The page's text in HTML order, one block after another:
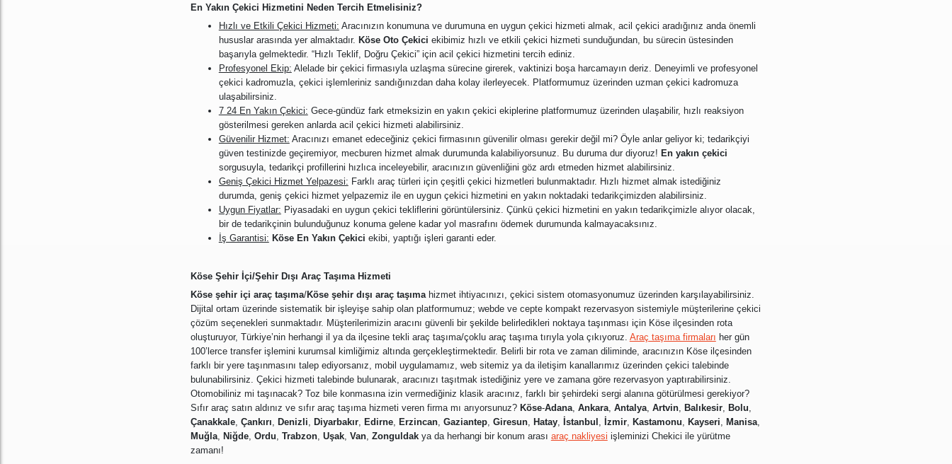
En Yakın Çekici Hizmetini Neden Tercih Etmelisiniz?
Hızlı ve Etkili Çekici Hizmeti: Aracınızın konumuna ve durumuna en uygun çekici hizmeti almak, acil çekici aradığınız anda önemli
hususlar arasında yer almaktadır. Köse Oto Çekici ekibimiz hızlı ve etkili çekici hizmeti sunduğundan, bu sürecin üstesinden
başarıyla gelmektedir. “Hızlı Teklif, Doğru Çekici” için acil çekici hizmetini tercih ediniz.
Profesyonel Ekip: Alelade bir çekici firmasıyla uzlaşma sürecine girerek, vaktinizi boşa harcamayın deriz. Deneyimli ve profesyonel
çekici kadromuzla, çekici işlemleriniz sandığınızdan daha kolay ilerleyecek. Platformumuz üzerinden uzman çekici kadromuza
ulaşabilirsiniz.
7 24 En Yakın Çekici: Gece-gündüz fark etmeksizin en yakın çekici ekiplerine platformumuz üzerinden ulaşabilir, hızlı reaksiyon
gösterilmesi gereken anlarda acil çekici hizmeti alabilirsiniz.
Güvenilir Hizmet: Aracınızı emanet edeceğiniz çekici firmasının güvenilir olması gerekir değil mi? Öyle anlar geliyor ki; tedarikçiyi
güven testinizde geçiremiyor, mecburen hizmet almak durumunda kalabiliyorsunuz. Bu duruma dur diyoruz! En yakın çekici
sorgusuyla, tedarikçi profillerini hızlıca inceleyebilir, aracınızın güvenliğini göz ardı etmeden hizmet alabilirsiniz.
Geniş Çekici Hizmet Yelpazesi: Farklı araç türleri için çeşitli çekici hizmetleri bulunmaktadır. Hızlı hizmet almak istediğiniz
durumda, geniş çekici hizmet yelpazemiz ile en uygun çekici hizmetini en yakın noktadaki tedarikçimizden alabilirsiniz.
Uygun Fiyatlar: Piyasadaki en uygun çekici tekliflerini görüntülersiniz. Çünkü çekici hizmetini en yakın tedarikçimizle alıyor olacak,
bir de tedarikçinin bulunduğunuz konuma gelene kadar yol masrafını ödemek durumunda kalmayacaksınız.
İş Garantisi: Köse En Yakın Çekici ekibi, yaptığı işleri garanti eder.
Köse Şehir İçi/Şehir Dışı Araç Taşıma Hizmeti
Köse şehir içi araç taşıma/Köse şehir dışı araç taşımahizmet ihtiyacınızı, çekici sistem otomasyonumuz üzerinden karşılayabilirsiniz.
Dijital ortam üzerinde sistematik bir işleyişe sahip olan platformumuz; webde ve cepte kompakt rezervasyon sistemiyle müşterilerine çekici
çözüm seçenekleri sunmaktadır. Müşterilerimizin aracını güvenli bir şekilde belirledikleri noktaya taşınması için Köse ilçesinden rota
oluşturuyor, Türkiye’nin herhangi il ya da ilçesine tekli araç taşıma/çoklu araç taşıma tırıyla yola çıkıyoruz. Araç taşıma firmaları her gün
100’lerce transfer işlemini kurumsal kimliğimiz altında gerçekleştirmektedir. Belirli bir rota ve zaman diliminde, aracınızın Köse ilçesinden
farklı bir yere taşınmasını talep ediyorsanız, mobil uygulamamız, web sitemiz ya da iletişim kanallarımız üzerinden çekici talebinde
bulunabilirsiniz. Çekici hizmeti talebinde bulunarak, aracınızı taşıtmak istediğiniz yere ve zamana göre rezervasyon yaptırabilirsiniz.
Otomobiliniz mi taşınacak? Toz bile konmasına izin vermediğiniz klasik aracınız, farklı bir şehirdeki sergi alanına götürülmesi gerekiyor?
Sıfır araç satın aldınız ve sıfır araç taşıma hizmeti veren firma mı arıyorsunuz? Köse-Adana, Ankara, Antalya, Artvin, Balıkesir, Bolu,
Çanakkale, Çankırı, Denizli, Diyarbakır, Edirne, Erzincan, Gaziantep, Giresun, Hatay, İstanbul , İzmir, Kastamonu, Kayseri, Manisa,
Muğla, Niğde, Ordu, Trabzon, Uşak, Van, Zonguldakya da herhangi bir konum arası araç nakliyesi işleminizi Chekici ile yürütme
zamanı!